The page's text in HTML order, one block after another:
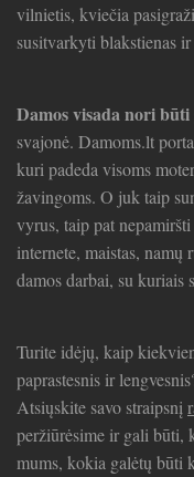
vilnietis, kviečia
susitvarkyti blakstienas
Damos visada nori
svajonė. Damoms.lt
kuri padeda visoms
žavingoms. O juk taip
vyrus, taip pat
internete, maistas,
damos darbai, su kuriais
Turite idėjų, kaip
paprastesnis ir
Atsiųskite savo straipsnį
peržiūrėsime ir gali būti,
mums, kokia galėtų būti